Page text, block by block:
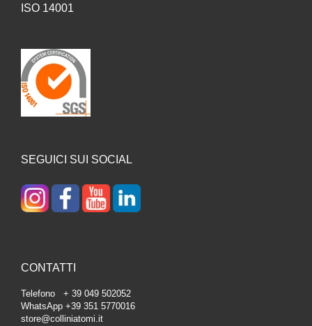
ISO 14001
SEGUICI SUI SOCIAL
CONTATTI
Telefono + 39 049 502052
WhatsApp +39 351 5770016
store@colliniatomi.it